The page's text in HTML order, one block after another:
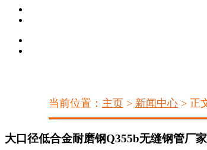
当前位置： 主页 > 新闻中心 > 正
大口径低合金耐磨钢Q355b无缝钢管厂家